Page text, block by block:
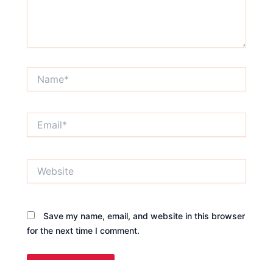
Save my name, email, and website in this browser
for the next time I comment.